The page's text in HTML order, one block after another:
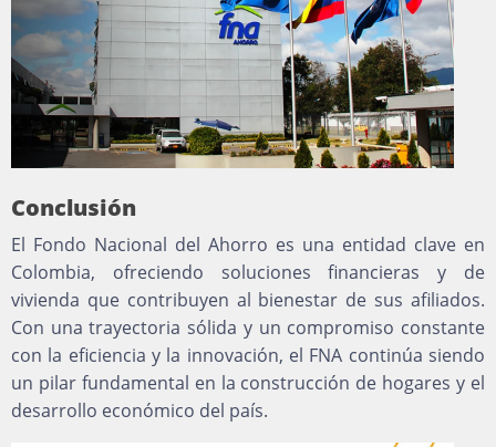
Conclusión
El Fondo Nacional del Ahorro es una entidad clave en
Colombia, ofreciendo soluciones financieras y de
vivienda que contribuyen al bienestar de sus afiliados.
Con una trayectoria sólida y un compromiso constante
con la eficiencia y la innovación, el FNA continúa siendo
un pilar fundamental en la construcción de hogares y el
desarrollo económico del país.